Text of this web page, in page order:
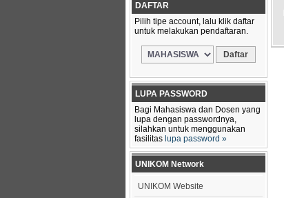
DAFTAR
Pilih tipe account, lalu klik daftar
untuk melakukan pendaftaran.
LUPA PASSWORD
Bagi Mahasiswa dan Dosen yang
lupa dengan passwordnya,
silahkan untuk menggunakan
fasilitas lupa password »
UNIKOM Network
UNIKOM Website